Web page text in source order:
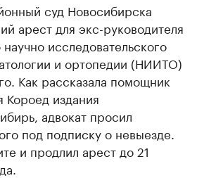
суд Новосибирска
арест для экс-руководителя
исследовательского
и ортопедии (НИИТО)
Как рассказала помощник
Короед издания
адвокат просил
под подписку о невыезде.
и продлил арест до 21